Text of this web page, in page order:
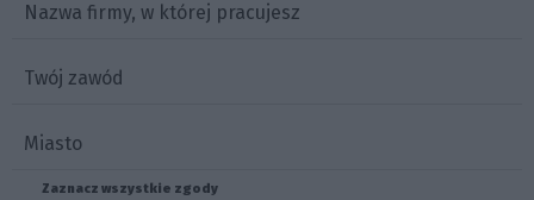
Miasto
Nazwa firmy, w której pracujesz
Twój zawód
Zaznacz wszystkie zgody